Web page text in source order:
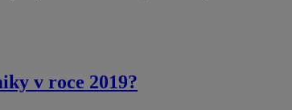
v roce 2019?